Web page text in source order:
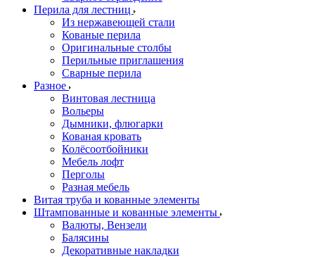
Перила для лестниц
Из нержавеющей стали
Кованые перила
Оригинальные столбы
Перильные приглашения
Сварные перила
Разное
Винтовая лестница
Вольеры
Дымники, флюгарки
Кованая кровать
Колёсоотбойники
Мебель лофт
Перголы
Разная мебель
Витая труба и кованные элементы
Штампованные и кованные элементы
Валюты, Вензели
Балясины
Декоративные накладки